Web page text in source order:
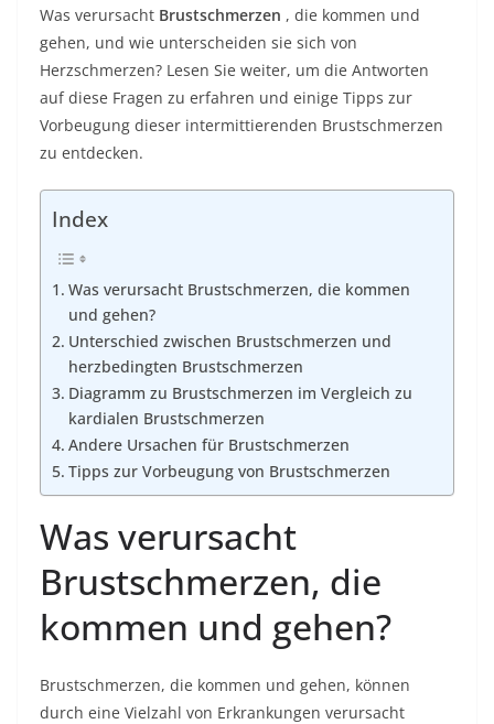
Was verursacht Brustschmerzen , die kommen und
gehen, und wie unterscheiden sie sich von
Herzschmerzen? Lesen Sie weiter, um die Antworten
auf diese Fragen zu erfahren und einige Tipps zur
Vorbeugung dieser intermittierenden Brustschmerzen
zu entdecken.
Index
Was verursacht Brustschmerzen, die kommen
und gehen?
Unterschied zwischen Brustschmerzen und
herzbedingten Brustschmerzen
Diagramm zu Brustschmerzen im Vergleich zu
kardialen Brustschmerzen
Andere Ursachen für Brustschmerzen
Tipps zur Vorbeugung von Brustschmerzen
Was verursacht
Brustschmerzen, die
kommen und gehen?
Brustschmerzen, die kommen und gehen, können
durch eine Vielzahl von Erkrankungen verursacht